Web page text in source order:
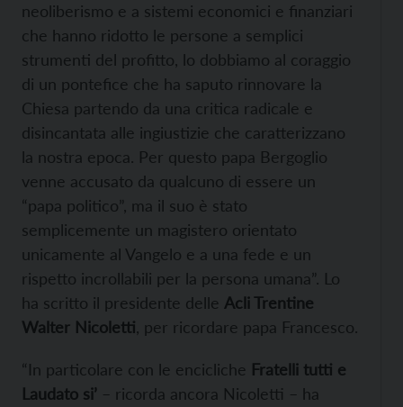
neoliberismo e a sistemi economici e finanziari
che hanno ridotto le persone a semplici
strumenti del profitto, lo dobbiamo al coraggio
di un pontefice che ha saputo rinnovare la
Chiesa partendo da una critica radicale e
disincantata alle ingiustizie che caratterizzano
la nostra epoca. Per questo papa Bergoglio
venne accusato da qualcuno di essere un
“papa politico”, ma il suo è stato
semplicemente un magistero orientato
unicamente al Vangelo e a una fede e un
rispetto incrollabili per la persona umana”. Lo
ha scritto il presidente delle Acli Trentine
Walter Nicoletti , per ricordare papa Francesco.
“In particolare con le encicliche Fratelli tutti e
Laudato si’ – ricorda ancora Nicoletti – ha